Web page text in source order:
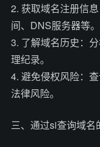
2. 获取域名注册信
间、DNS服务器等。
3. 了解域名历史：
理纪录。
4. 避免侵权风险：
法律风险。
三、通过si查询域名